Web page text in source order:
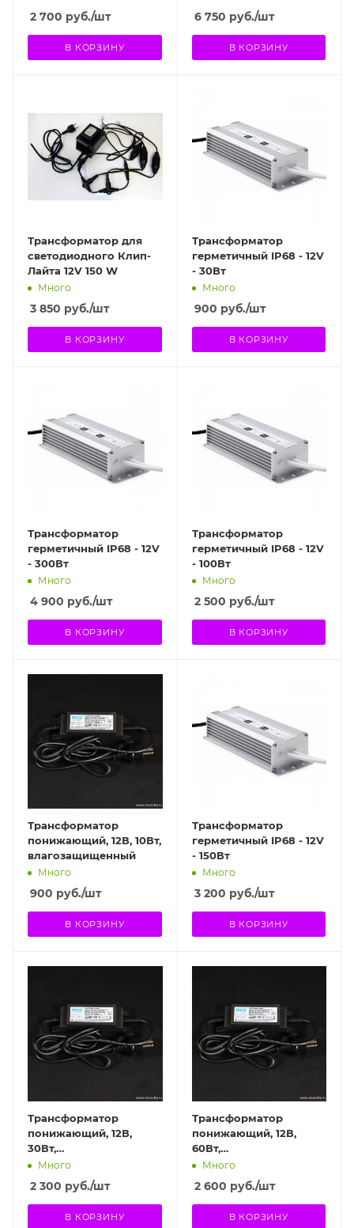
2 700 руб./шт
В КОРЗИНУ
6 750 руб./шт
В КОРЗИНУ
Трансформатор для
светодиодного Клип-
Лайта 12V 150 W
Много
3 850 руб./шт
В КОРЗИНУ
Трансформатор
герметичный IP68 - 12V
- 30Вт
Много
900 руб./шт
В КОРЗИНУ
Трансформатор
герметичный IP68 - 12V
- 300Вт
Много
4 900 руб./шт
В КОРЗИНУ
Трансформатор
герметичный IP68 - 12V
- 100Вт
Много
2 500 руб./шт
В КОРЗИНУ
Трансформатор
понижающий, 12В, 10Вт,
влагозащищенный
Много
900 руб./шт
В КОРЗИНУ
Трансформатор
герметичный IP68 - 12V
- 150Вт
Много
3 200 руб./шт
В КОРЗИНУ
Трансформатор
понижающий, 12В,
30Вт,
влагозащищенный
Много
2 300 руб./шт
В КОРЗИНУ
Трансформатор
понижающий, 12В,
60Вт,
влагозащищенный
Много
2 600 руб./шт
В КОРЗИНУ